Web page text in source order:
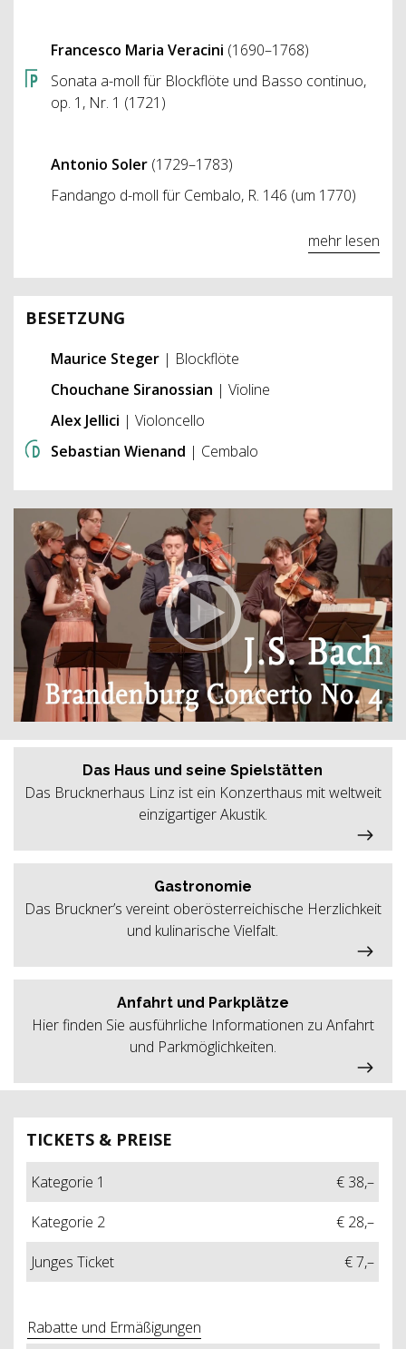
Francesco Maria Veracini (1690–1768)
Sonata a-moll für Blockflöte und Basso continuo,
op. 1, Nr. 1 (1721)
Antonio Soler (1729–1783)
Fandango d-moll für Cembalo, R. 146 (um 1770)
mehr lesen
BESETZUNG
Maurice Steger | Blockflöte
Chouchane Siranossian | Violine
Alex Jellici | Violoncello
Sebastian Wienand | Cembalo
TICKETS & PREISE
Kategorie 1
€ 38,–
Kategorie 2
€ 28,–
Junges Ticket
€ 7,–
Rabatte und Ermäßigungen
Das Haus und seine Spielstätten
Das Brucknerhaus Linz ist ein Konzerthaus mit weltweit
einzigartiger Akustik.
Gastronomie
Das Bruckner’s vereint oberösterreichische Herzlichkeit
und kulinarische Vielfalt.
Anfahrt und Parkplätze
Hier finden Sie ausführliche Informationen zu Anfahrt
und Parkmöglichkeiten.